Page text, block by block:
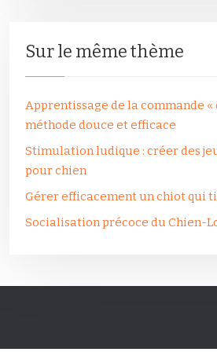
Sur le même thème
Apprentissage de la commande «
méthode douce et efficace
Stimulation ludique : créer des
pour chien
Gérer efficacement un chiot qui
Socialisation précoce du Chien-